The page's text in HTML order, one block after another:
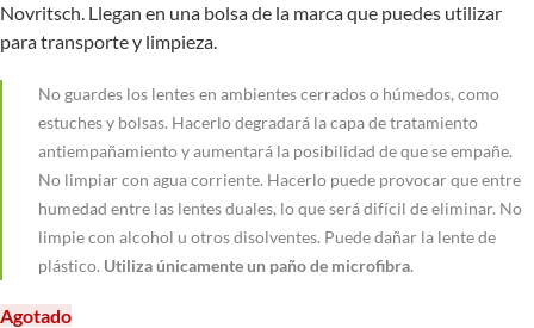
Novritsch. Llegan en una bolsa de la marca que puedes utilizar
para transporte y limpieza.
No guardes los lentes en ambientes cerrados o húmedos, como
estuches y bolsas. Hacerlo degradará la capa de tratamiento
antiempañamiento y aumentará la posibilidad de que se empañe.
No limpiar con agua corriente. Hacerlo puede provocar que entre
humedad entre las lentes duales, lo que será difícil de eliminar. No
limpie con alcohol u otros disolventes. Puede dañar la lente de
plástico. Utiliza únicamente un paño de microfibra.
Agotado